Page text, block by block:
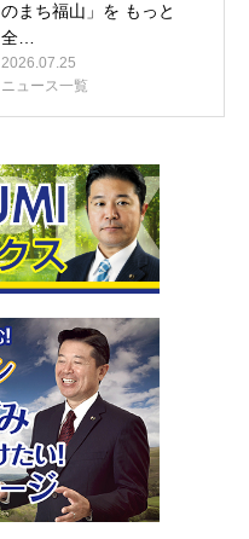
のまち福山」を もっと
全…
2026.07.25
ニュース一覧